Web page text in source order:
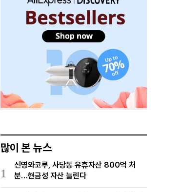
많이 본 뉴스
1
신영와코루, 사당동 유휴자산 800억 처
분…현금성 자산 늘린다